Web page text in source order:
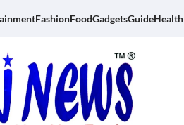
FashionFoodGadgetsGuideHealth